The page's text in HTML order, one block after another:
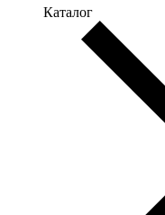
Каталог